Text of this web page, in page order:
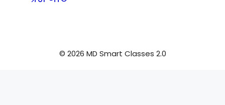
© 2026 MD Smart Classes 2.0